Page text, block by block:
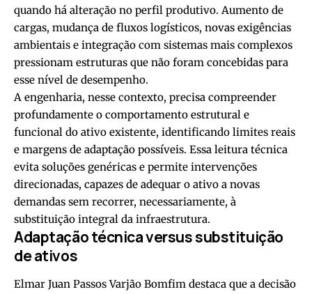
quando há alteração no perfil produtivo. Aumento de
cargas, mudança de fluxos logísticos, novas exigências
ambientais e integração com sistemas mais complexos
pressionam estruturas que não foram concebidas para
esse nível de desempenho.
A engenharia, nesse contexto, precisa compreender
profundamente o comportamento estrutural e
funcional do ativo existente, identificando limites reais
e margens de adaptação possíveis. Essa leitura técnica
evita soluções genéricas e permite intervenções
direcionadas, capazes de adequar o ativo a novas
demandas sem recorrer, necessariamente, à
substituição integral da infraestrutura.
Adaptação técnica versus substituição
de ativos
Elmar Juan Passos Varjão Bomfim destaca que a decisão